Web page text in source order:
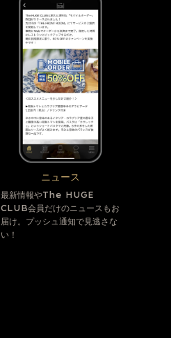
ニュース
最新情報やThe HUGE
CLUB会員だけのニュースもお
届け。プッシュ通知で見逃さな
い！